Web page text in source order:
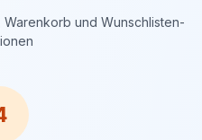
und Wunschlisten-